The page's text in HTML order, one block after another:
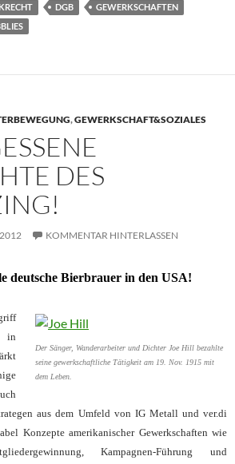
DGB
GEWERKSCHAFTEN
,GEWERKSCHAFT&SOZIALES
DES
KOMMENTAR HINTERLASSEN
deutsche Bierbrauer in den USA!
Der Sänger, Wanderarbeiter und Dichter Joe Hill bezahlte
seine gewerkschaftliche Tätigkeit am 19. Nov. 1915 mit
dem Leben.
in
aus dem Umfeld von IG Metall und ver.di
Konzepte amerikanischer Gewerkschaften wie
Kampagnen-Führung und